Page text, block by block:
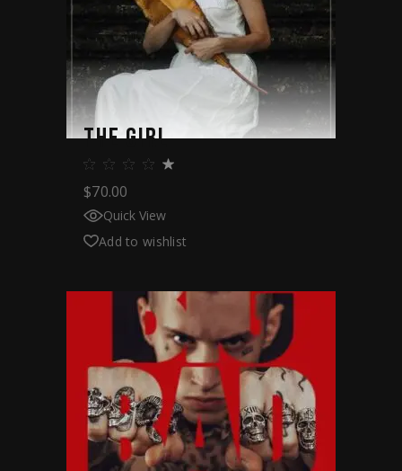
THE GIRL
$70.00
Quick View
Add to wishlist